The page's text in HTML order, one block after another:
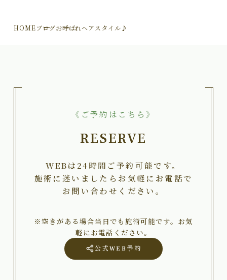
HOMEブログお呼ばれヘアスタイル♪
《ご予約はこちら》
RESERVE
WEBは24時間ご予約可能です。
施術に迷いましたらお気軽にお電話で
お問い合わせください。
※空きがある場合当日でも施術可能です。お気
軽にお電話ください。
公式WEB予約